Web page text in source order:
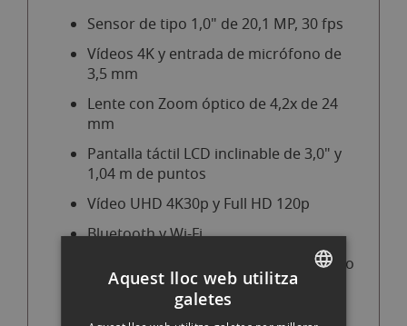
Sensor de tipo 1,0" de 20,1 MP, 30 fps
Vídeos 4K y entrada de micrófono de
3,5 mm
Lente con Zoom óptico de 4,2x de 24
mm
Pantalla táctil LCD inclinable de 3,0" y
1,04 m de puntos
Vídeo UHD 4K30p y Full HD 120p
Bluetooth y Wi-Fi
Transmisión en vivo y soporte de video
vertical
Aquest lloc web utilitza
galetes